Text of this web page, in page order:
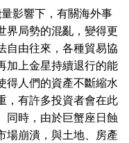
影響下，有關海外事
界局勢的混亂，變得更
自由往來，各種貿易協
加上金星持續退行的能
得人們的資產不斷縮水
，有許多投資者會在此
同時，由於巨蟹座日蝕
場崩潰，與土地、房產